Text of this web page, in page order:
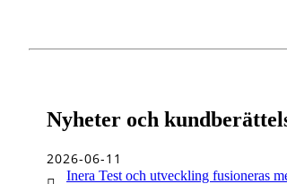
Nyheter och
1 av 3
2026-06-11
Inera Test och utveckling fusioneras